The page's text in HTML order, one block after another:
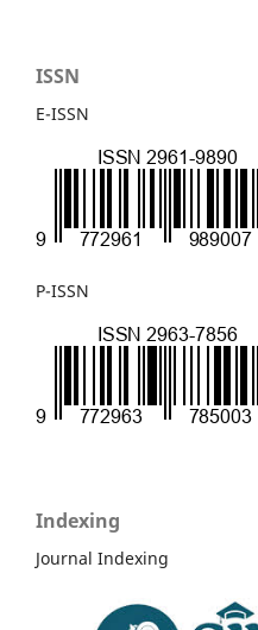
ISSN
E-ISSN
P-ISSN
Indexing
Journal Indexing